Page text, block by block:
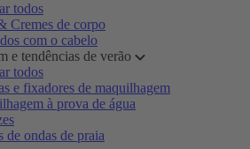
todos
Cremes de corpo
com o cabelo
e tendências de verão
todos
e fixadores de maquilhagem
à prova de água
de ondas de praia